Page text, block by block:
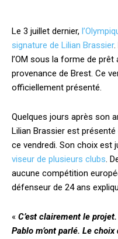
Le 3 juillet dernier,
signature de Lilian Brassier.
l’OM sous la forme de prêt
provenance de Brest. Ce
officiellement présenté.
Quelques jours après son
Lilian Brassier est présenté
ce vendredi. Son choix est
viseur de plusieurs clubs.
aucune compétition
défenseur de 24 ans
« C’est clairement le
Pablo m’ont parlé. Le